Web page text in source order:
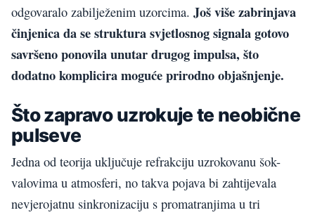
odgovaralo zabilježenim uzorcima. Još više zabrinjava
činjenica da se struktura svjetlosnog signala gotovo
savršeno ponovila unutar drugog impulsa, što
dodatno komplicira moguće prirodno objašnjenje.
Što zapravo uzrokuje te neobične
pulseve
Jedna od teorija uključuje refrakciju uzrokovanu šok-
valovima u atmosferi, no takva pojava bi zahtijevala
nevjerojatnu sinkronizaciju s promatranjima u tri